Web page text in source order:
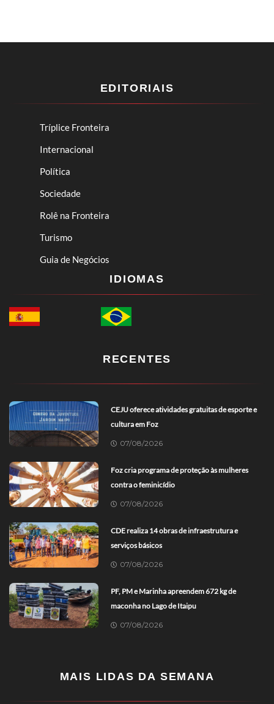
EDITORIAIS
Tríplice Fronteira
Internacional
Política
Sociedade
Rolê na Fronteira
Turismo
Guia de Negócios
IDIOMAS
RECENTES
CEJU oferece atividades gratuitas de esporte e
cultura em Foz
07/08/2026
Foz cria programa de proteção às mulheres
contra o feminicídio
07/08/2026
CDE realiza 14 obras de infraestrutura e
serviços básicos
07/08/2026
PF, PM e Marinha apreendem 672 kg de
maconha no Lago de Itaipu
07/08/2026
MAIS LIDAS DA SEMANA